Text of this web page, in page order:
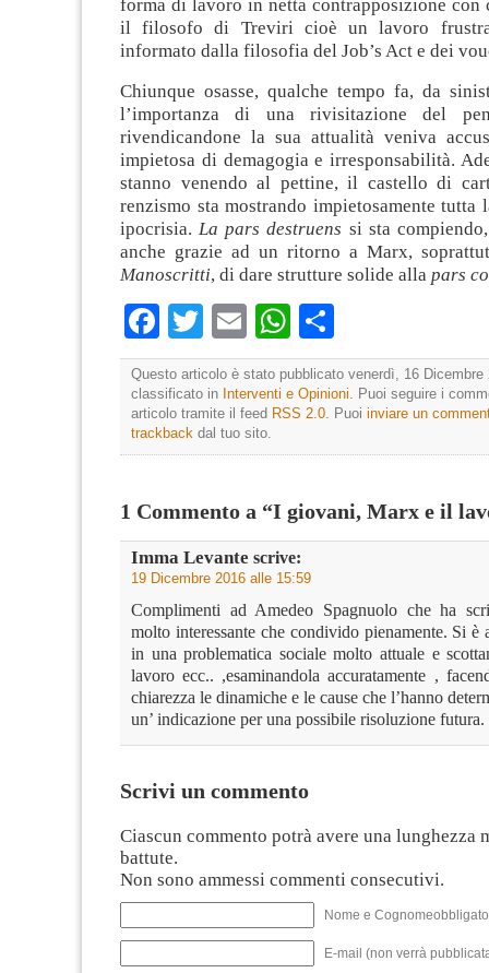
forma di lavoro in netta contrapposizione con
il filosofo di Treviri cioè un lavoro
informato dalla filosofia del Job’s Act e dei
Chiunque osasse, qualche tempo fa, da
l’importanza di una rivisitazione del
rivendicandone la sua attualità veniva
impietosa di demagogia e irresponsabilità.
stanno venendo al pettine, il castello di
renzismo sta mostrando impietosamente tutta
ipocrisia. La pars destruens si sta
anche grazie ad un ritorno a Marx,
Manoscritti, di dare strutture solide alla pars
Facebook
Twitter
EmailWhatsApp
Questo articolo è stato pubblicato venerdì, 16 Dicembre
classificato in Interventi e Opinioni . Puoi seguire i
articolo tramite il feed RSS 2.0 . Puoi inviare un
trackback dal tuo sito.
1 Commento a “I giovani, Marx e il
Imma Levante scrive:
19 Dicembre 2016 alle 15:59
Complimenti ad Amedeo Spagnuolo che ha
molto interessante che condivido pienamente. Si è
in una problematica sociale molto attuale e
lavoro ecc.. ,esaminandola accuratamente ,
chiarezza le dinamiche e le cause che l’hanno
un’ indicazione per una possibile risoluzione futura.
Scrivi un commento
Ciascun commento potrà avere una lunghezza
battute.
Non sono ammessi commenti consecutivi.
Nome e
E-mail (non verrà